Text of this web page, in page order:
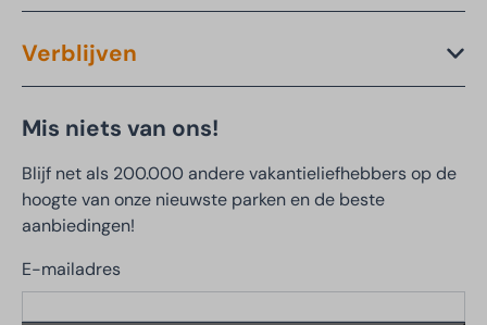
Verblijven
Mis niets van ons!
Blijf net als 200.000 andere vakantieliefhebbers op de
hoogte van onze nieuwste parken en de beste
aanbiedingen!
E-mailadres